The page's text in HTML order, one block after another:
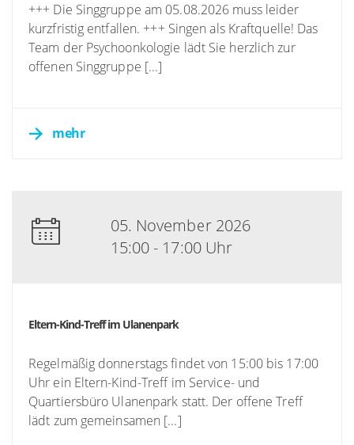
+++ Die Singgruppe am 05.08.2026 muss leider
kurzfristig entfallen. +++ Singen als Kraftquelle! Das
Team der Psychoonkologie lädt Sie herzlich zur
offenen Singgruppe [...]
mehr
05. November 2026
15:00 - 17:00 Uhr
Eltern-Kind-Treff im Ulanenpark
Regelmäßig donnerstags findet von 15:00 bis 17:00
Uhr ein Eltern-Kind-Treff im Service- und
Quartiersbüro Ulanenpark statt. Der offene Treff
lädt zum gemeinsamen [...]